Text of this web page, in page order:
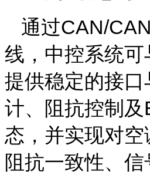
通过CAN/
线，中控系统
提供稳定的接
计、阻抗控制及
态，并实现对
阻抗一致性、